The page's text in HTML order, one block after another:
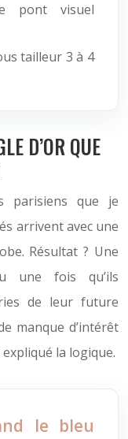
pont visuel
tailleur 3 à 4
D’OR QUE
parisiens que je
arrivent avec une
Résultat ? Une
une fois qu’ils
de leur future
manque d’intérêt
la logique.
le bleu